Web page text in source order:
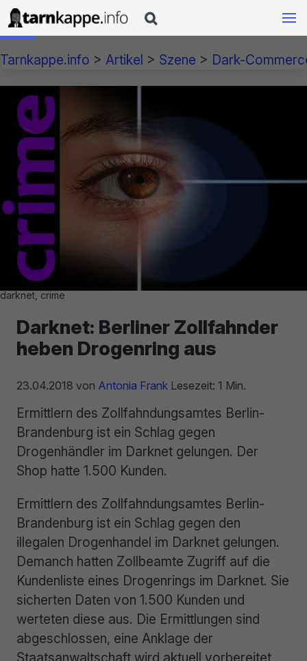

Tarnkappe.info > Artikel > Szene > Dark-
darknet, crime
Darknet: Berliner Zollfahnder
heben Drogenring aus
23.04.2018 von Antonia Frank Lesezeit: 1 Min.
Ermittlern des Zollfahndungsamtes Berlin-
Brandenburg ist ein Schlag gegen
Drogenhändler im Darknet gelungen. Der
Shop hatte 1.500 Kunden.
Ermittlern des Zollfahndungsamtes Berlin-
Brandenburg ist ein Schlag gegen den
illegalen Drogenhandel im Darknet gelungen.
Demanch hatten Zollbeamte Zugriff auf die
Kundenliste eines Drogenrings im Darknet. Sie
sicherten Daten von 1.500 Kunden und
werteten diese aus. Die Ermittlungen sind
abgeschlossen, eine Anklage der
Staatsanwaltschaft wird aktuell vorbereitet,